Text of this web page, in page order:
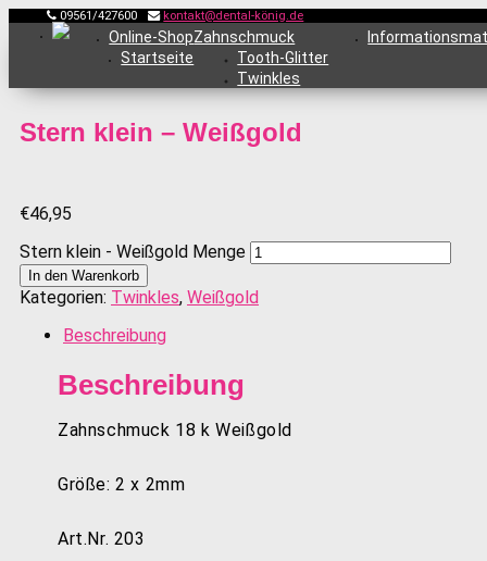
09561/427600 kontakt@dental-könig.de
Zahnschmuck
Tooth-Glitter
Twinkles
Online-Shop
Startseite
Stern klein – Weißgold
€46,95
Stern klein - Weißgold Menge
In den Warenkorb
Kategorien: Twinkles, Weißgold
Beschreibung
Beschreibung
Zahnschmuck 18 k Weißgold
Größe: 2 x 2mm
Art.Nr. 203